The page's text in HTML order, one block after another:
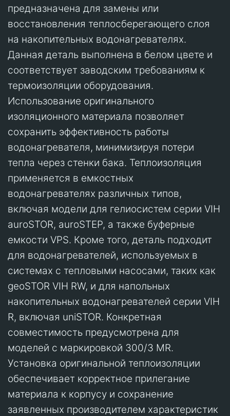
предназначена для замены или
восстановления теплосберегающего слоя
на накопительных водонагревателях.
Данная деталь выполнена в белом цвете и
соответствует заводским требованиям к
термоизоляции оборудования.
Использование оригинального
изоляционного материала позволяет
сохранить эффективность работы
водонагревателя, минимизируя потери
тепла через стенки бака. Теплоизоляция
применяется в емкостных
водонагревателях различных типов,
включая модели для гелиосистем серии VIH
auroSTOR, auroSTEP, а также буферные
емкости VPS. Кроме того, деталь подходит
для водонагревателей, используемых в
системах с тепловыми насосами, таких как
geoSTOR VIH RW, и для напольных
накопительных водонагревателей серии VIH
R, включая uniSTOR. Конкретная
совместимость предусмотрена для
моделей с маркировкой 300/3 MR.
Установка оригинальной теплоизоляции
обеспечивает корректное прилегание
материала к корпусу и сохранение
заявленных производителем характеристик